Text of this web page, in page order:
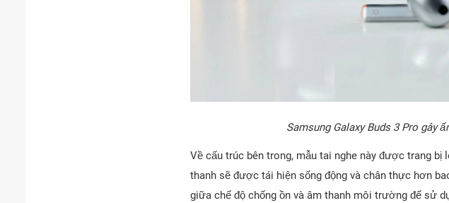
Samsung Galaxy Buds 3 Pro gây
Về cấu trúc bên trong, mẫu tai nghe này được trang
thanh sẽ được tái hiện sống động và chân thực hơn
giữa chế độ chống ồn và âm thanh môi trường để sử